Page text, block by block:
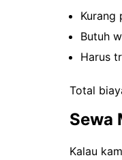
Kurang
Butuh
Harus
Total
Sewa
Kalau